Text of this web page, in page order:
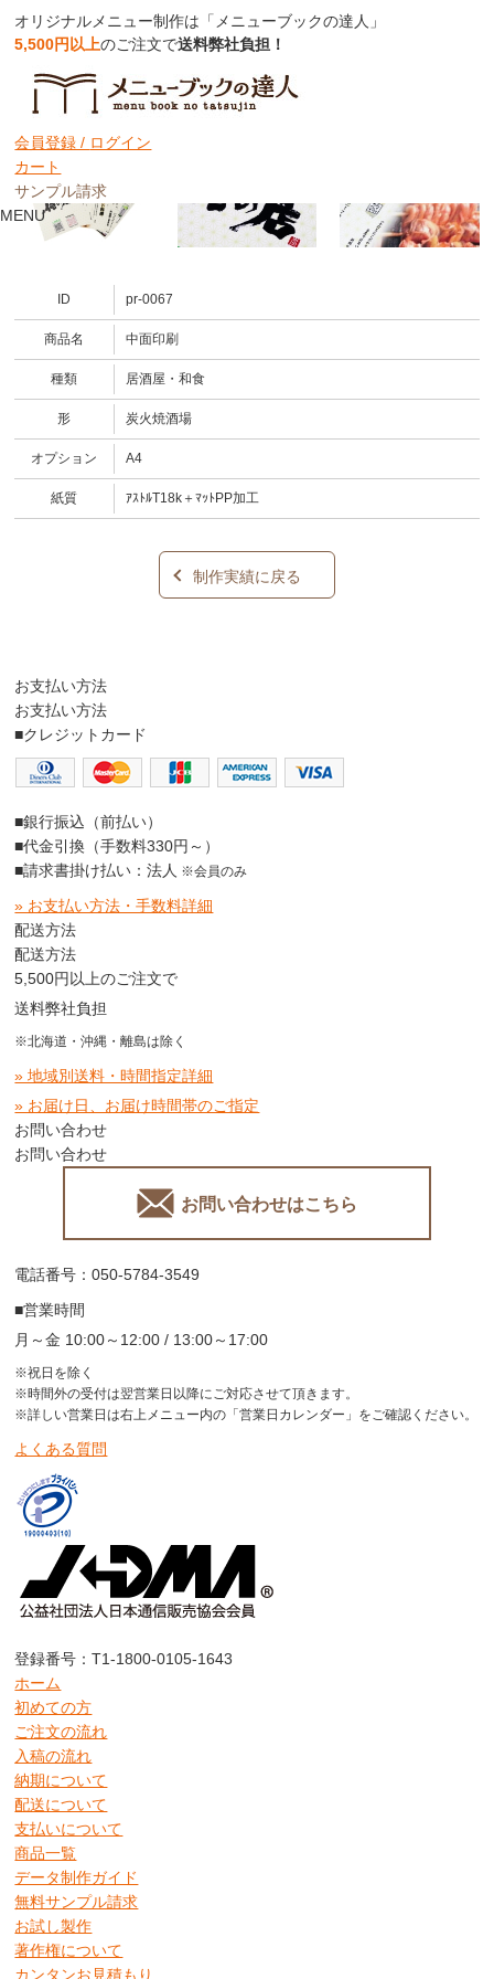
オリジナルメニュー制作は「メニューブックの達人」
5,500円以上のご注文で送料弊社負担！
会員登録 / ログイン
カート
サンプル請求
MENU
中面印刷
ID pr-0067
商品名 中面印刷
種類 居酒屋・和食
形 炭火焼酒場
オプション A4
紙質 ｱｽﾄﾙT18k＋ﾏｯﾄPP加工
制作実績に戻る
お支払い方法
お支払い方法
■クレジットカード
■銀行振込（前払い）
■代金引換（手数料330円～）
■請求書掛け払い：法人 ※会員のみ
» お支払い方法・手数料詳細
配送方法
配送方法
5,500円以上のご注文で
送料弊社負担
※北海道・沖縄・離島は除く
» 地域別送料・時間指定詳細
» お届け日、お届け時間帯のご指定
お問い合わせ
お問い合わせ
お問い合わせはこちら
電話番号：050-5784-3549
■営業時間
月～金 10:00～12:00 / 13:00～17:00
※祝日を除く
※時間外の受付は翌営業日以降にご対応させて頂きます。
※詳しい営業日は右上メニュー内の「営業日カレンダー」をご確認ください。
よくある質問
登録番号：T1-1800-0105-1643
ホーム
初めての方
ご注文の流れ
入稿の流れ
納期について
配送について
支払いについて
商品一覧
データ制作ガイド
無料サンプル請求
お試し製作
著作権について
カンタンお見積もり